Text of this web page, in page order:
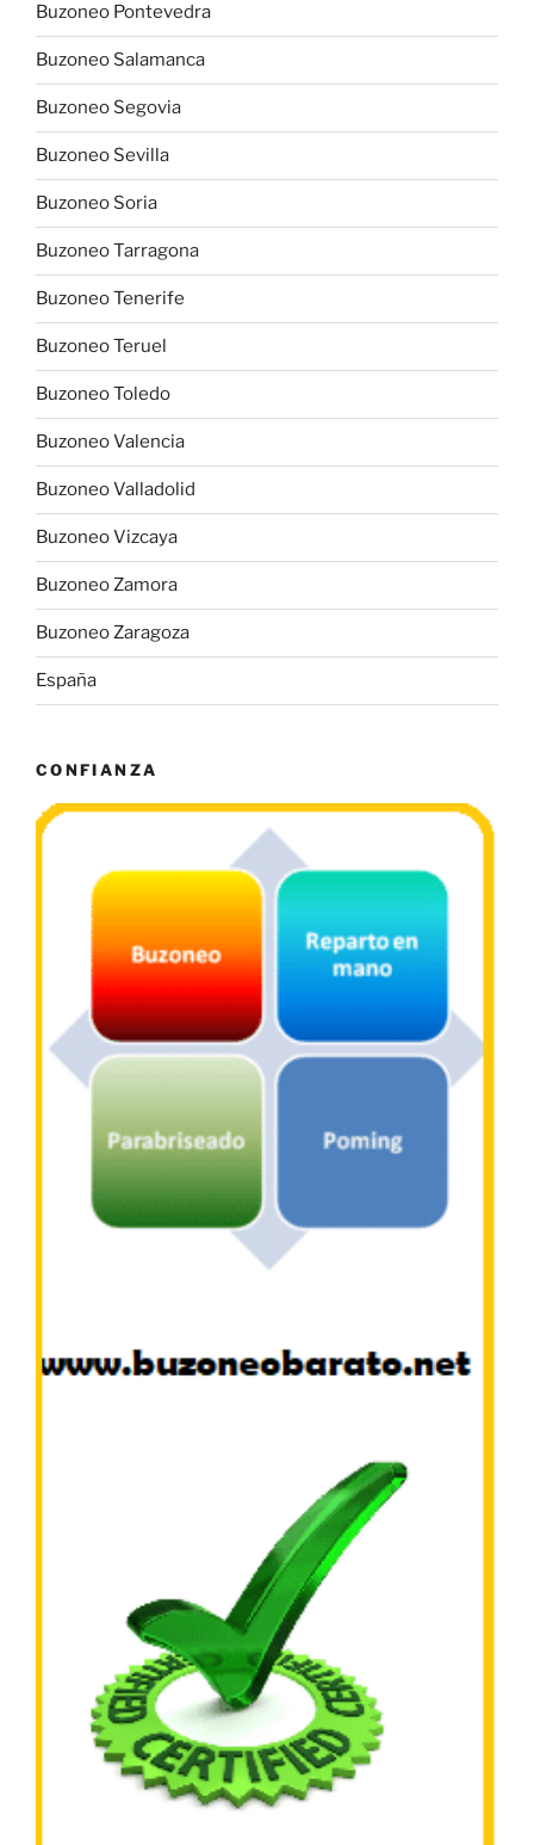
Buzoneo Pontevedra
Buzoneo Salamanca
Buzoneo Segovia
Buzoneo Sevilla
Buzoneo Soria
Buzoneo Tarragona
Buzoneo Tenerife
Buzoneo Teruel
Buzoneo Toledo
Buzoneo Valencia
Buzoneo Valladolid
Buzoneo Vizcaya
Buzoneo Zamora
Buzoneo Zaragoza
España
CONFIANZA